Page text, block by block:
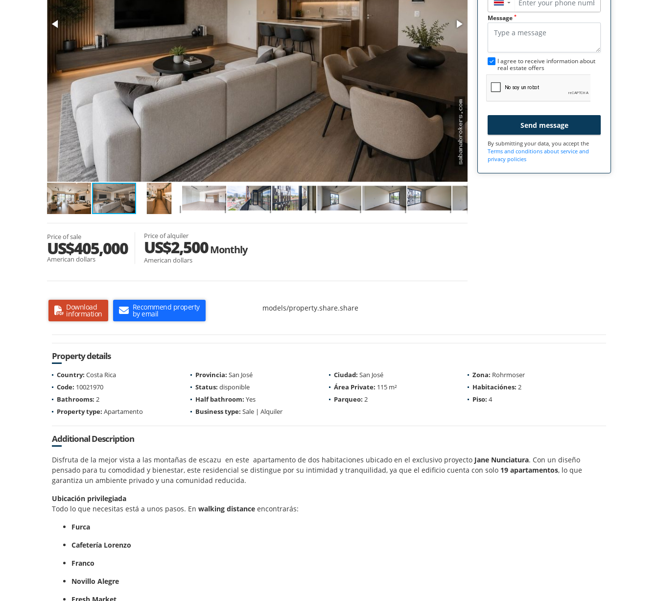
Price of sale
US$405,000
American dollars
Price of alquiler
US$2,500Monthly
American dollars
Download
information
Recommend property
by email
models/property.share.share
▼
Message *
I agree to receive information about
real estate offers
Send message
By submitting your data, you accept the
Terms and conditions about service and
privacy policies
Property details
Country: Costa Rica Provincia: San José Ciudad: San José Zona: Rohrmoser
Code: 10021970 Status: disponible Área Private: 115 m² Habitaciónes: 2
Bathrooms: 2 Half bathroom: Yes Parqueo: 2 Piso: 4
Property type: Apartamento Business type: Sale | Alquiler
Additional Description
Disfruta de la mejor vista a las montañas de escazu en este apartamento de dos habitaciones ubicado en el exclusivo proyecto Jane Nunciatura. Con un diseño
pensado para tu comodidad y bienestar, este residencial se distingue por su intimidad y tranquilidad, ya que el edificio cuenta con solo 19 apartamentos, lo que
garantiza un ambiente privado y una comunidad reducida.
Ubicación privilegiada
Todo lo que necesitas está a unos pasos. En walking distance encontrarás:
Furca
Cafetería Lorenzo
Franco
Novillo Alegre
Fresh Market